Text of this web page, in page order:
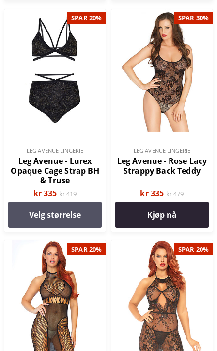
SPAR 20%
LEG AVENUE LINGERIE
Leg Avenue - Lurex
Opaque Cage Strap BH
& Truse
kr 335 kr 419
Velg størrelse
SPAR 30%
LEG AVENUE LINGERIE
Leg Avenue - Rose Lacy
Strappy Back Teddy
kr 335 kr 479
Kjøp nå
SPAR 20% SPAR 20%